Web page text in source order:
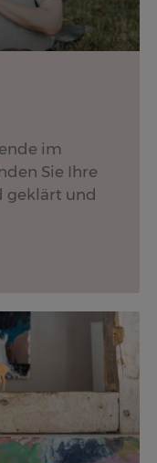
im
Sie Ihre
geklärt und